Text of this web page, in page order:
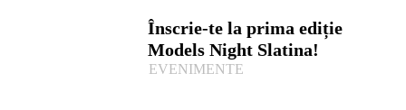
Înscrie-te la prima ediție
Models Night Slatina!
EVENIMENTE